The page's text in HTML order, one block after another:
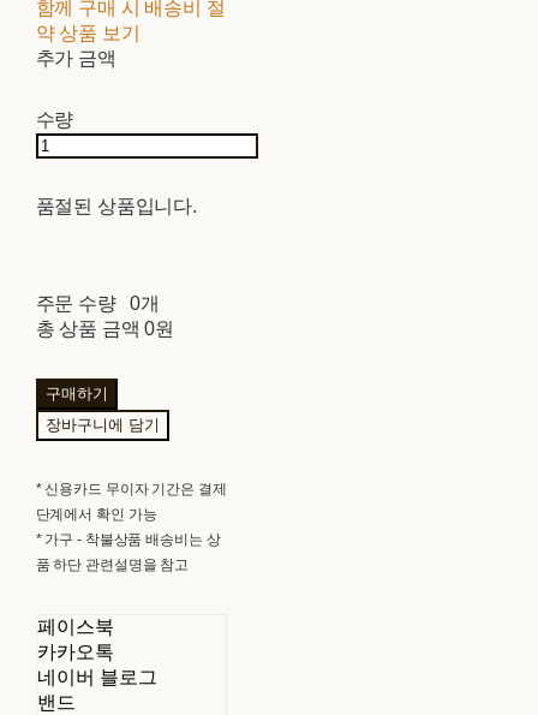
함께 구매 시 배송비 절
약 상품 보기
추가 금액
수량
품절된 상품입니다.
주문 수량
0개
총 상품 금액 0원
구매하기
장바구니에 담기
* 신용카드 무이자 기간은 결제
단계에서 확인 가능
* 가구 - 착불상품 배송비는 상
품 하단 관련설명을 참고
페이스북
카카오톡
네이버 블로그
밴드